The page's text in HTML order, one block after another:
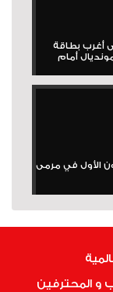
أغرب بطاقة
أمام
الأول في مرمى
و المحترفين